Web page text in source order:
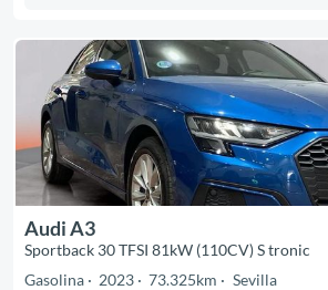
Audi A3
Sportback 30 TFSI 81kW (110CV) S tronic
Gasolina
2023 73.325km Sevilla